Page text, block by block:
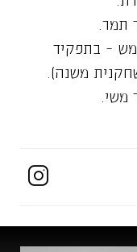
– בתפקיד
משנה).